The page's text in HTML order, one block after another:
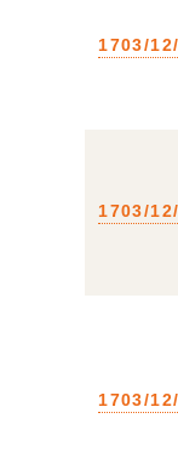
1703/
1703/
1703/